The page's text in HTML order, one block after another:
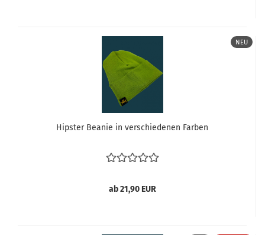
NEU
Hipster Beanie in verschiedenen Farben
ab 21,90 EUR